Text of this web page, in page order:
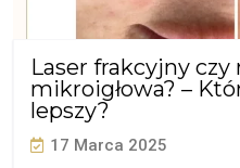
Laser frakcyjny
mikroigłowa? –
lepszy?
17 Marca 2025